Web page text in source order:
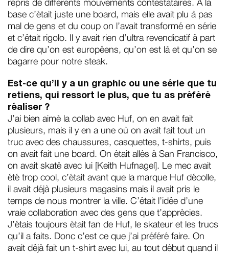
repris de différents mouvements contestataires. A la
base c’était juste une board, mais elle avait plu à pas
mal de gens et du coup on l’avait transformé en série
et c’était rigolo. Il y avait rien d’ultra revendicatif à part
de dire qu’on est européens, qu’on est là et qu’on se
bagarre pour notre steak.
Est-ce qu’il y a un graphic ou une série que tu
retiens, qui ressort le plus, que tu as préféré
réaliser ?
J’ai bien aimé la collab avec Huf, on en avait fait
plusieurs, mais il y en a une où on avait fait tout un
truc avec des chaussures, casquettes, t-shirts, puis
on avait fait une board. On était allés à San Francisco,
on avait skaté avec lui [Keith Hufnagel]. Le mec avait
été trop cool, c’était avant que la marque Huf décolle,
il avait déjà plusieurs magasins mais il avait pris le
temps de nous montrer la ville. C’était l’idée d’une
vraie collaboration avec des gens que t’apprécies.
J’étais toujours était fan de Huf, le skateur et les trucs
qu’il a faits. Donc c’est ce que j’ai préféré faire. On
avait déjà fait un t-shirt avec lui, au tout début quand il